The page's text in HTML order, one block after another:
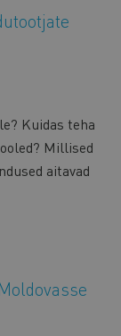
Kuidas teha
Millised
aitavad